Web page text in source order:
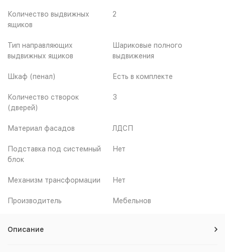
Количество выдвижных
ящиков
2
Тип направляющих
выдвижных ящиков
Шариковые полного
выдвижения
Шкаф (пенал) Есть в комплекте
Количество створок
(дверей)
3
Материал фасадов ЛДСП
Подставка под системный
блок
Нет
Механизм трансформации Нет
Производитель Мебельнов
Описание